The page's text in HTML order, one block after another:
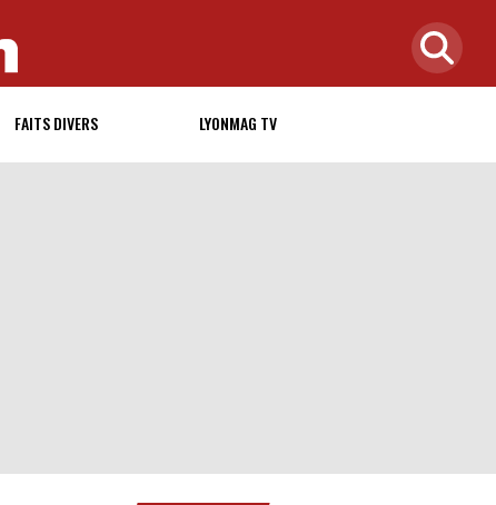
FAITS DIVERS LYONMAG TV